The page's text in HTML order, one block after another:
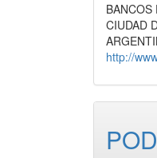
CIUDAD
http://